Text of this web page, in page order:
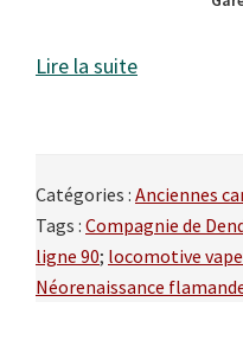
Lire la suite
Catégories : Anciennes
Tags : Compagnie de
ligne 90; locomotive
Néorenaissance